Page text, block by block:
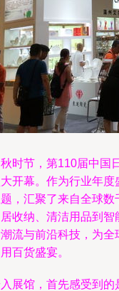
时节，第110届中国
开幕。作为行业年度
，汇聚了来自全球
收纳、清洁用品到
流与前沿科技，为
百货盛宴。
展馆，首先感受到